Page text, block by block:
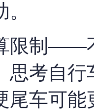
限制——
思考自
尾车可能